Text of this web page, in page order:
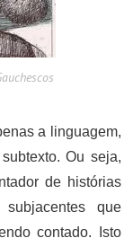
a linguagem,
Ou seja,
de histórias
subjacentes que
contado. Isto